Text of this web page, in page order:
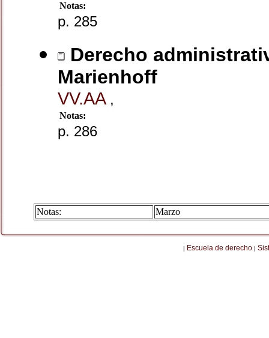
Notas:
p. 285
Derecho
Marienhoff
VV.AA ,
Notas:
p. 286
Notas: Marzo
| Escuela de derecho |